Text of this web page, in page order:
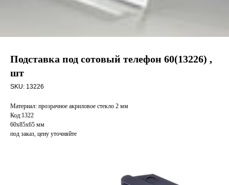
Подставка под сотовый телефон 60(13226) ,
шт
SKU: 13226
Материал: прозрачное акриловое стекло 2 мм
Код:1322
60х85х65 мм
под заказ, цену уточняйте